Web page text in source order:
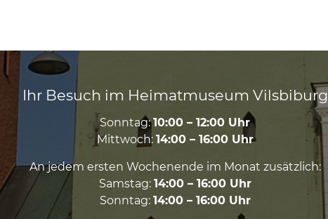
Ihr Besuch im Heimatmuseum Vilsbiburg
Sonntag:10:00 – 12:00 Uhr
Mittwoch: 14:00 – 16:00 Uhr
An jedem ersten Wochenende im Monat zusätzlich:
Samstag: 14:00 – 16:00 Uhr
Sonntag: 14:00 – 16:00 Uhr